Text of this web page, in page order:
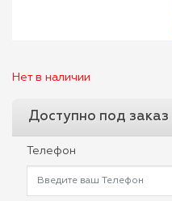
Нет в наличии
Доступно под заказ
Телефон